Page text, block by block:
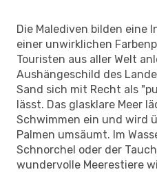
Die Malediven bilden eine
einer unwirklichen
Touristen aus aller Welt
Aushängeschild des
Sand sich mit Recht als
lässt. Das glasklare Meer
Schwimmen ein und wird
Palmen umsäumt. Im
Schnorchel oder der
wundervolle Meerestiere